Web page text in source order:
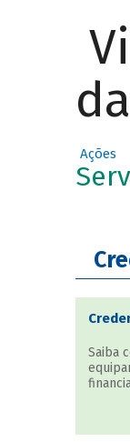
Ações
Saiba